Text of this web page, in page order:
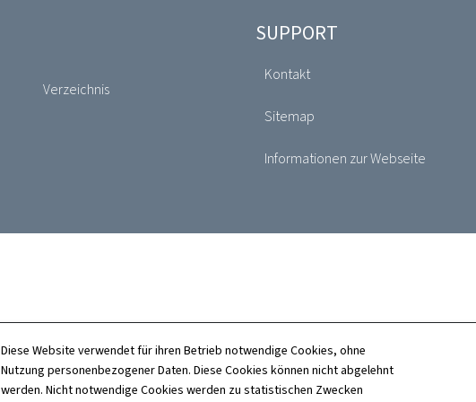
Diese Website verwendet für ihren Betrieb notwendige Cookies, ohne
Nutzung personenbezogener Daten. Diese Cookies können nicht abgelehnt
werden. Nicht notwendige Cookies werden zu statistischen Zwecken
Verzeichnis
SUPPORT
Kontakt
Sitemap
Informationen zur Webseite